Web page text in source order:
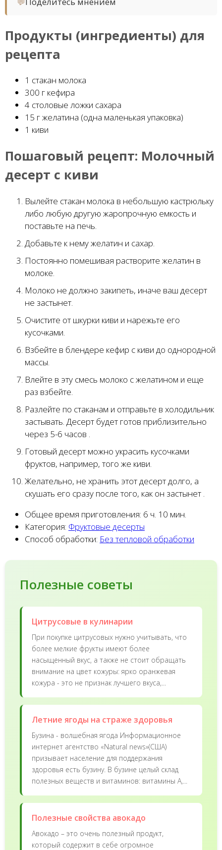
Продукты (ингредиенты) для
рецепта
1 стакан молока
300 г кефира
4 столовые ложки сахара
15 г желатина (одна маленькая упаковка)
1 киви
Пошаговый рецепт: Молочный
десерт с киви
Вылейте стакан молока в небольшую кастрюльку
либо любую другую жаропрочную емкость и
поставьте на печь.
Добавьте к нему желатин и сахар.
Постоянно помешивая растворите желатин в
молоке.
Молоко не должно закипеть, иначе ваш десерт
не застынет.
Очистите от шкурки киви и нарежьте его
кусочками.
Взбейте в блендере кефир с киви до однородной
массы.
Влейте в эту смесь молоко с желатином и еще
раз взбейте.
Разлейте по стаканам и отправьте в холодильник
застывать. Десерт будет готов приблизительно
через 5-6 часов .
Готовый десерт можно украсить кусочками
фруктов, например, того же киви.
Желательно, не хранить этот десерт долго, а
скушать его сразу после того, как он застынет .
Общее время приготовления: 6 ч. 10 мин.
Категория: Фруктовые десерты
Способ обработки: Без тепловой обработки
Полезные советы
Цитрусовые в кулинарии
При покупке цитрусовых нужно учитывать, что
более мелкие фрукты имеют более
насыщенный вкус, а также не стоит обращать
внимание на цвет кожуры: ярко оранжевая
кожура - это не признак лучшего вкуса,...
Летние ягоды на страже здоровья
Бузина - волшебная ягода Информационное
интернет агентство «Natural news»(США)
призывает население для поддержания
здоровья есть бузину. В бузине целый склад
полезных веществ и витаминов: витамины А,...
Полезные свойства авокадо
Авокадо – это очень полезный продукт,
который содержит в себе огромное